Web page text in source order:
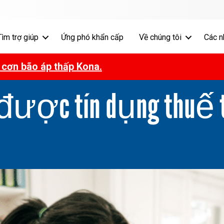
trợ giúp Ứng phó khẩn cấp Về chúng tôi Các
bão áp thấp Kona.
tín dụng thuế